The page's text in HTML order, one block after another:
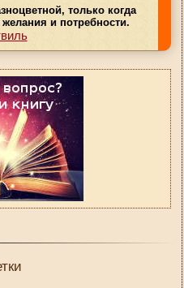
только когда
и потребности.